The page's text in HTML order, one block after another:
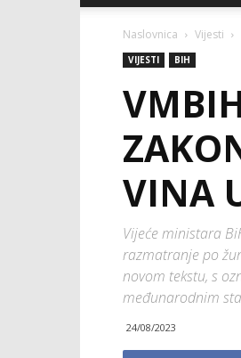
Naslovnica Vijesti
VIJESTI BIH
VINA
Vijeće ministara
razmatranje po
novom tekstu, s
međunarodnim
24/08/2023